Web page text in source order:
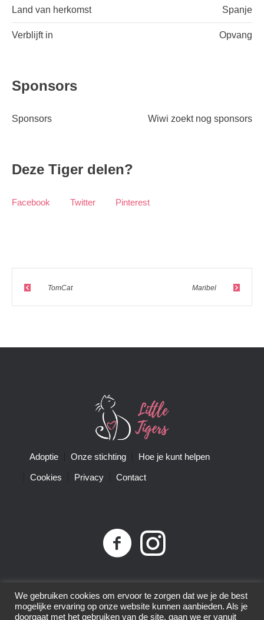
Land van herkomst Spanje
Verblijft in Opvang
Sponsors
Sponsors Wiwi zoekt nog sponsors
Deze Tiger delen?
Facebook Twitter Pinterest
TomCat Maribel
Adoptie Onze stichting Hoe je kunt helpen
Cookies Privacy Contact
Privacybeleid
| Little Tigers | KvK-nummer 68761074 |
ANBI-nummer 8575.80.152 | © 2015-2025 | All Rights
Reserved
We gebruiken cookies om ervoor te zorgen dat we je de best
mogelijke ervaring op onze website kunnen aanbieden. Als je
doorgaat met het gebruiken van de site, gaan we er vanuit